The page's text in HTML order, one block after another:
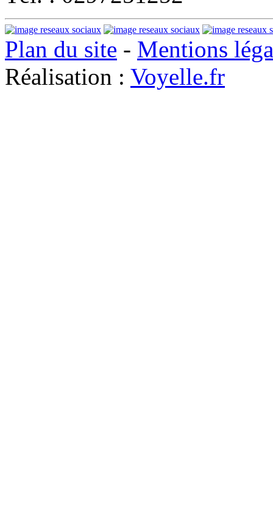
Plan du site - Mentions
Réalisation : Voyelle.fr